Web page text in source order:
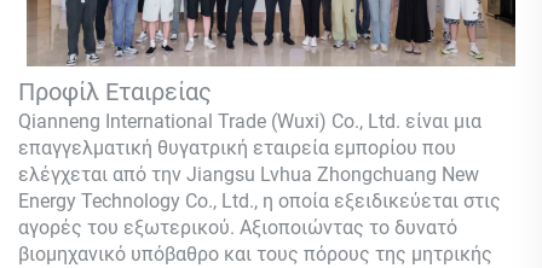
Προφίλ Εταιρείας
Qianneng International Trade (Wuxi) Co., Ltd. είναι μια
επαγγελματική θυγατρική εταιρεία εμπορίου που
ελέγχεται από την Jiangsu Lvhua Zhongchuang New
Energy Technology Co., Ltd., η οποία εξειδικεύεται στις
αγορές του εξωτερικού. Αξιοποιώντας το δυνατό
βιομηχανικό υπόβαθρο και τους πόρους της μητρικής